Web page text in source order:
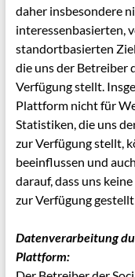
daher insbesondere
interessenbasierten,
standortbasierten
die uns der Betreiber
Verfügung stellt.
Plattform nicht für
Statistiken, die uns
zur Verfügung stellt,
beeinflussen und
darauf, dass uns
zur Verfügung gestellt
Datenverarbeitung
Plattform: